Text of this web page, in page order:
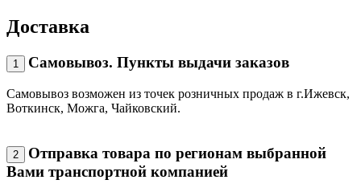
Доставка
1 Самовывоз. Пункты выдачи заказов
Самовывоз возможен из точек розничных продаж в г.Ижевск,
Воткинск, Можга, Чайковский.
2
Отправка товара по регионам выбранной
Вами транспортной компанией